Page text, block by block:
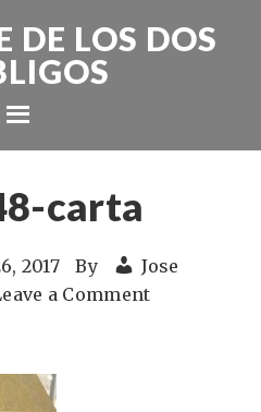
DE LOS DOS
carta
2017 By
Jose
a Comment